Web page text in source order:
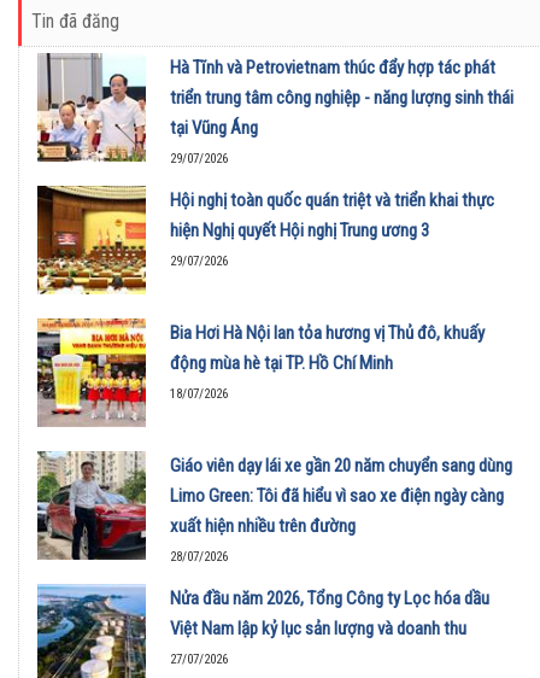
Tin đã đăng
Hà Tĩnh và Petrovietnam thúc đẩy hợp tác phát
triển trung tâm công nghiệp - năng lượng sinh thái
tại Vũng Áng
29/07/2026
Hội nghị toàn quốc quán triệt và triển khai thực
hiện Nghị quyết Hội nghị Trung ương 3
29/07/2026
Bia Hơi Hà Nội lan tỏa hương vị Thủ đô, khuấy
động mùa hè tại TP. Hồ Chí Minh
18/07/2026
Giáo viên dạy lái xe gần 20 năm chuyển sang dùng
Limo Green: Tôi đã hiểu vì sao xe điện ngày càng
xuất hiện nhiều trên đường
28/07/2026
Nửa đầu năm 2026, Tổng Công ty Lọc hóa dầu
Việt Nam lập kỷ lục sản lượng và doanh thu
27/07/2026